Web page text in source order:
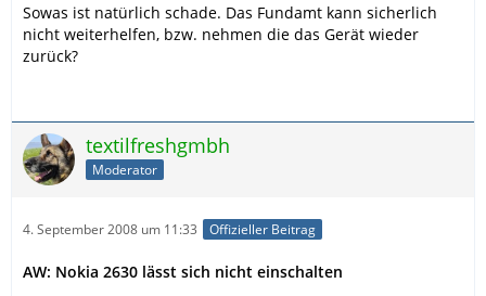
Sowas ist natürlich schade. Das Fundamt kann sicherlich
nicht weiterhelfen, bzw. nehmen die das Gerät wieder
zurück?
textilfreshgmbh
Moderator
4. September 2008 um 11:33 Offizieller Beitrag
AW: Nokia 2630 lässt sich nicht einschalten